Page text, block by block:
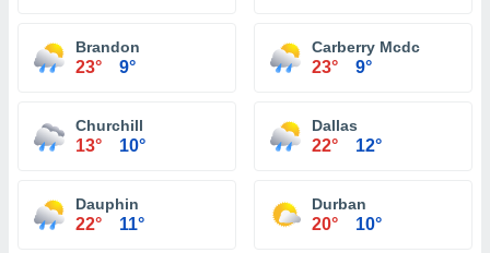
Brandon
23° 9°
Carberry Mcdc
23° 9°
Churchill
13° 10°
Dallas
22° 12°
Dauphin
22° 11°
Durban
20° 10°